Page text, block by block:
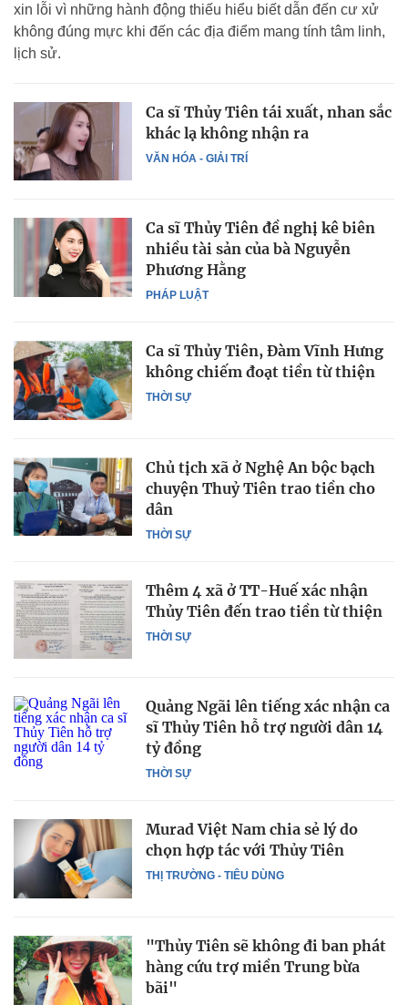
xin lỗi vì những hành động thiếu hiểu biết dẫn đến cư xử
không đúng mực khi đến các địa điểm mang tính tâm linh,
lịch sử.
VĂN HÓA - GIẢI TRÍ
Ca sĩ Thủy Tiên tái xuất, nhan sắc
khác lạ không nhận ra
PHÁP LUẬT
Ca sĩ Thủy Tiên đề nghị kê biên
nhiều tài sản của bà Nguyễn
Phương Hằng
THỜI SỰ
Ca sĩ Thủy Tiên, Đàm Vĩnh Hưng
không chiếm đoạt tiền từ thiện
THỜI SỰ
Chủ tịch xã ở Nghệ An bộc bạch
chuyện Thuỷ Tiên trao tiền cho
dân
THỜI SỰ
Thêm 4 xã ở TT-Huế xác nhận
Thủy Tiên đến trao tiền từ thiện
THỜI SỰ
Quảng Ngãi lên tiếng xác nhận ca
sĩ Thủy Tiên hỗ trợ người dân 14
tỷ đồng
THỊ TRƯỜNG - TIÊU DÙNG
Murad Việt Nam chia sẻ lý do
chọn hợp tác với Thủy Tiên
"Thủy Tiên sẽ không đi ban phát
hàng cứu trợ miền Trung bừa
bãi"